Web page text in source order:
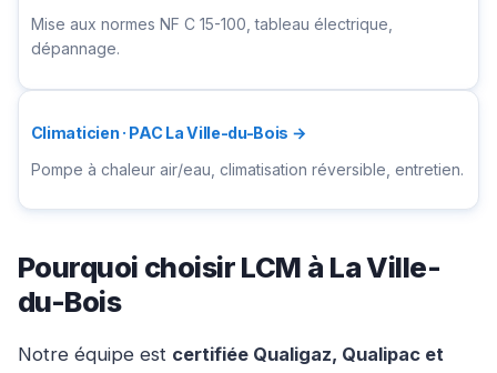
Mise aux normes NF C 15-100, tableau électrique,
dépannage.
Climaticien · PAC La Ville-du-Bois →
Pompe à chaleur air/eau, climatisation réversible, entretien.
Pourquoi choisir LCM à La Ville-
du-Bois
Notre équipe est certifiée Qualigaz, Qualipac et